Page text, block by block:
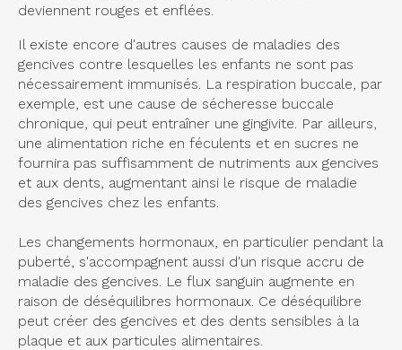
deviennent rouges et enflées.
Il existe encore d'autres causes de maladies des
gencives contre lesquelles les enfants ne sont pas
nécessairement immunisés. La respiration buccale, par
exemple, est une cause de sécheresse buccale
chronique, qui peut entraîner une gingivite. Par ailleurs,
une alimentation riche en féculents et en sucres ne
fournira pas suffisamment de nutriments aux gencives
et aux dents, augmentant ainsi le risque de maladie
des gencives chez les enfants.
Les changements hormonaux, en particulier pendant la
puberté, s'accompagnent aussi d'un risque accru de
maladie des gencives. Le flux sanguin augmente en
raison de déséquilibres hormonaux. Ce déséquilibre
peut créer des gencives et des dents sensibles à la
plaque et aux particules alimentaires.